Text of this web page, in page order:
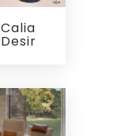
Calia
Desir